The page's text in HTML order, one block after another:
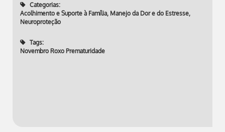
Categorias:
Acolhimento e Suporte à Família, Manejo da Dor e do Estresse,
Neuroproteção
Tags:
Novembro Roxo Prematuridade